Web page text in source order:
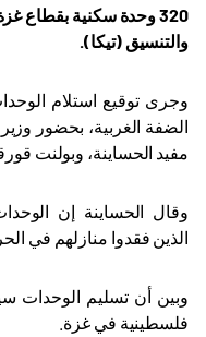
320 وحدة سكنية بقطاع غزة
والتنسيق (تيكا).
وجرى توقيع استلام
الضفة الغربية، بحضور
مفيد الحساينة، وبولنت
وقال الحساينة إن
الذين فقدوا منازلهم في
فلسطينية في غزة